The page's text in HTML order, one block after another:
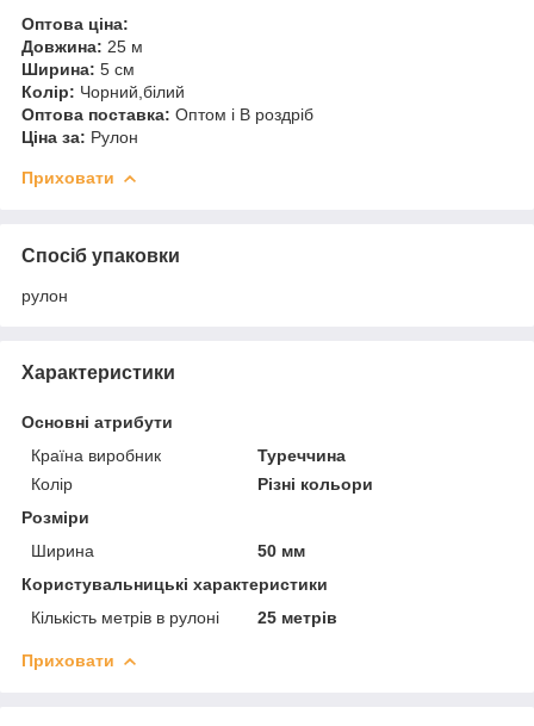
Оптова ціна:
Довжина: 25 м
Ширина: 5 см
Колір: Чорний,білий
Оптова поставка: Оптом і В роздріб
Ціна за: Рулон
Приховати
Спосіб упаковки
рулон
Характеристики
Основні атрибути
Країна виробник
Туреччина
Колір
Різні кольори
Розміри
Ширина
50 мм
Користувальницькі характеристики
Кількість метрів в рулоні
25 метрів
Приховати